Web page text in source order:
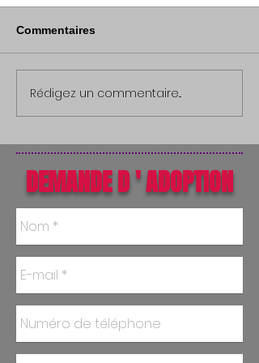
Commentaires
Rédigez un commentaire...
DEMANDE D ' ADOPTION